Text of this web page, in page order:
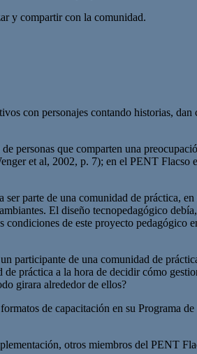
y compartir con la comunidad.
con personajes contando historias, dan
personas que comparten una
et al, 2002, p. 7); en el PENT Flacso
parte de una comunidad de práctica,
El diseño tecnopedagógico
de este proyecto pedagógico
participante de una comunidad de
práctica a la hora de decidir cómo
girara alrededor de ellos?
de capacitación en su Programa
otros miembros del PENT